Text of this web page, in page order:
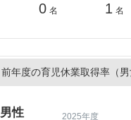
0 名 1 名
前年度の育児休業取得率（男
2025年度
男性